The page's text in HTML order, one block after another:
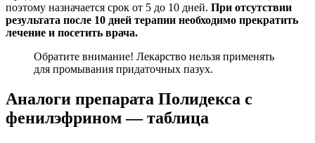
поэтому назначается срок от 5 до 10 дней. При отсутствии
результата после 10 дней терапии необходимо прекратить
лечение и посетить врача.
Обратите внимание! Лекарство нельзя применять
для промывания придаточных пазух.
Аналоги препарата Полидекса с
фенилэфрином — таблица